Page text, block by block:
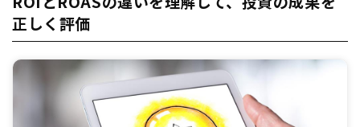
正しく評価